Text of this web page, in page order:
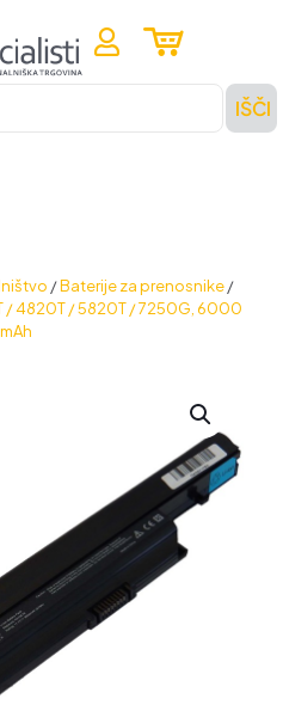
IŠČI
/Baterije za prenosnike /
/ 4820T / 5820T / 7250G, 6000
mAh